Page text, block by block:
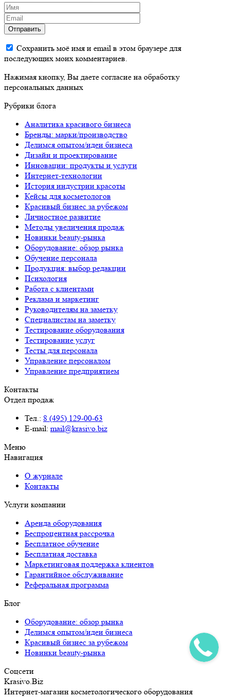
Отправить
Сохранить моё имя и email в этом браузере для
последующих моих комментариев.
Нажимая кнопку, Вы даете согласие на обработку
персональных данных
Рубрики блога
Аналитика красивого бизнеса
Бренды: марки/производство
Делимся опытом/идеи бизнеса
Дизайн и проектирование
Инновации: продукты и услуги
Интернет-технологии
История индустрии красоты
Кейсы для косметологов
Красивый бизнес за рубежом
Личностное развитие
Методы увеличения продаж
Новинки beauty-рынка
Оборудование: обзор рынка
Обучение персонала
Продукция: выбор редакции
Психология
Работа с клиентами
Реклама и маркетинг
Руководителям на заметку
Специалистам на заметку
Тестирование оборудования
Тестирование услуг
Тесты для персонала
Управление персоналом
Управление предприятием
Контакты
Отдел продаж
Тел.: 8 (495) 129-00-63
E-mail: mail@krasivo.biz
Меню
Навигация
О журнале
Контакты
Услуги компании
Аренда оборудования
Беспроцентная рассрочка
Бесплатное обучение
Бесплатная доставка
Маркетинговая поддержка клиентов
Гарантийное обслуживание
Реферальная программа
Блог
Оборудование: обзор рынка
Делимся опытом/идеи бизнеса
Красивый бизнес за рубежом
Новинки beauty-рынка
Соцсети
Krasivo.Biz
Интернет-магазин косметологического оборудования